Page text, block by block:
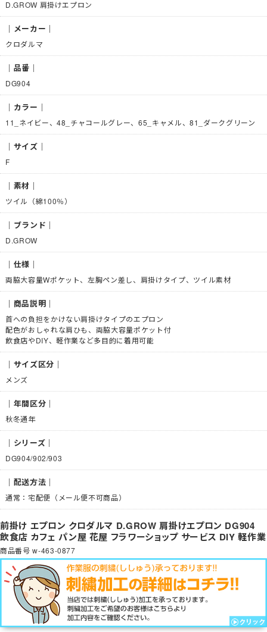
D.GROW 肩掛けエプロン
｜メーカー｜
クロダルマ
｜品番｜
DG904
｜カラー｜
11_ネイビー、48_チャコールグレー、65_キャメル、81_ダークグリーン
｜サイズ｜
F
｜素材｜
ツイル（綿100％）
｜ブランド｜
D.GROW
｜仕様｜
両脇大容量Wポケット、左胸ペン差し、肩掛けタイプ、ツイル素材
｜商品説明｜
首への負担をかけない肩掛けタイプのエプロン
配色がおしゃれな肩ひも、両脇大容量ポケット付
飲食店やDIY、軽作業など多目的に着用可能
｜サイズ区分｜
メンズ
｜年間区分｜
秋冬通年
｜シリーズ｜
DG904/902/903
｜配送方法｜
通常：宅配便（メール便不可商品）
前掛け エプロン クロダルマ D.GROW 肩掛けエプロン DG904
飲食店 カフェ パン屋 花屋 フラワーショップ サービス DIY 軽作業
商品番号 w-463-0877